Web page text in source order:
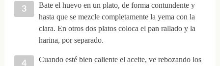
Bate el huevo en un plato, de forma contundente y
hasta que se mezcle completamente la yema con la
clara. En otros dos platos coloca el pan rallado y la
harina, por separado.
Cuando esté bien caliente el aceite, ve rebozando los